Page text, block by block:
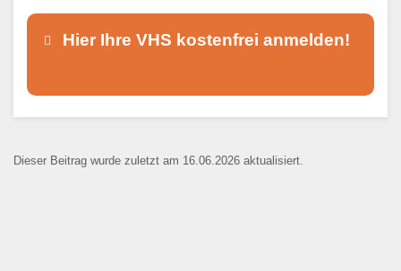
Hier Ihre VHS kostenfrei anmelden!
Kontaktaufnahme und ist nicht
Dieser Beitrag wurde zuletzt am 16.06.2026 aktualisiert.